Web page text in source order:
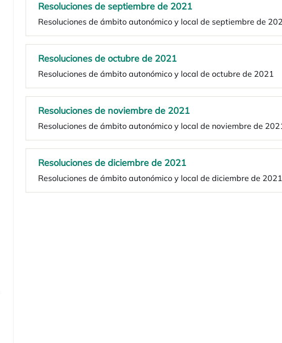
Resoluciones de septiembre de 2021
Resoluciones de ámbito autonómico y local de septiembre de
Resoluciones de octubre de 2021
Resoluciones de ámbito autonómico y local de octubre de 2021
Resoluciones de noviembre de 2021
Resoluciones de ámbito autonómico y local de noviembre de
Resoluciones de diciembre de 2021
Resoluciones de ámbito autonómico y local de diciembre de 2021